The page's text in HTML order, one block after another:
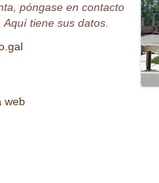
póngase en contacto
tiene sus datos.
web